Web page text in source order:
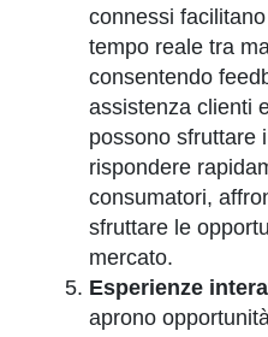
connessi
tempo reale tra
consentendo
assistenza clienti
possono sfruttare
rispondere
consumatori,
sfruttare le
mercato.
Esperienze
aprono